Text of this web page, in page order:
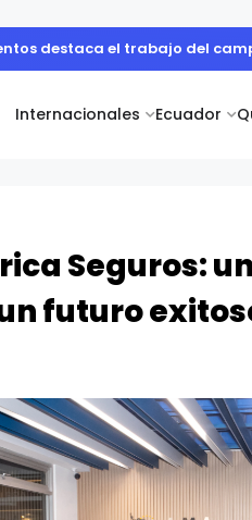
Internacionales Ecuador
destaca el trabajo del
Seguros:
futuro